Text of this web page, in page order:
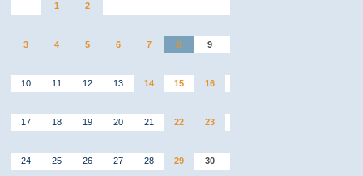
1 2
3 4 5 6 7 8 9
10 11 12 13 14 15 16
17 18 19 20 21 22 23
24 25 26 27 28 29 30